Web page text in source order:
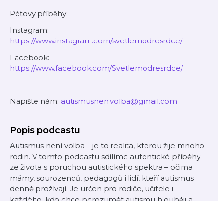
Péťovy příběhy:
Instagram:
https://www.instagram.com/svetlemodresrdce/
Facebook:
https://www.facebook.com/Svetlemodresrdce/
Napište nám: autismusnenivolba@gmail.com
Popis podcastu
Autismus není volba – je to realita, kterou žije mnoho
rodin. V tomto podcastu sdílíme autentické příběhy
ze života s poruchou autistického spektra – očima
mámy, sourozenců, pedagogů i lidí, kteří autismus
denně prožívají. Je určen pro rodiče, učitele i